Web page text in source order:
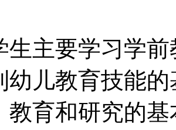
生主要学习学
幼儿教育技能
教育和研究的